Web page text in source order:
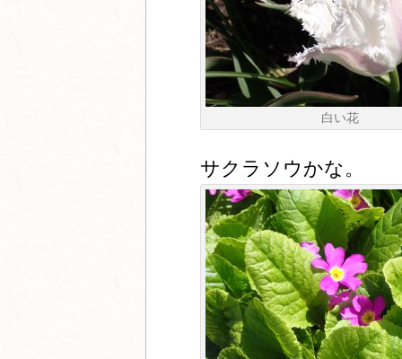
白い花
サクラソウかな。